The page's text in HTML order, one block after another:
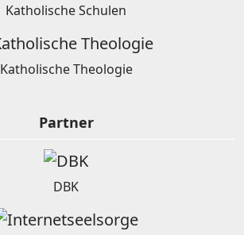
Katholische Schulen
Katholische Theologie
Partner
DBK